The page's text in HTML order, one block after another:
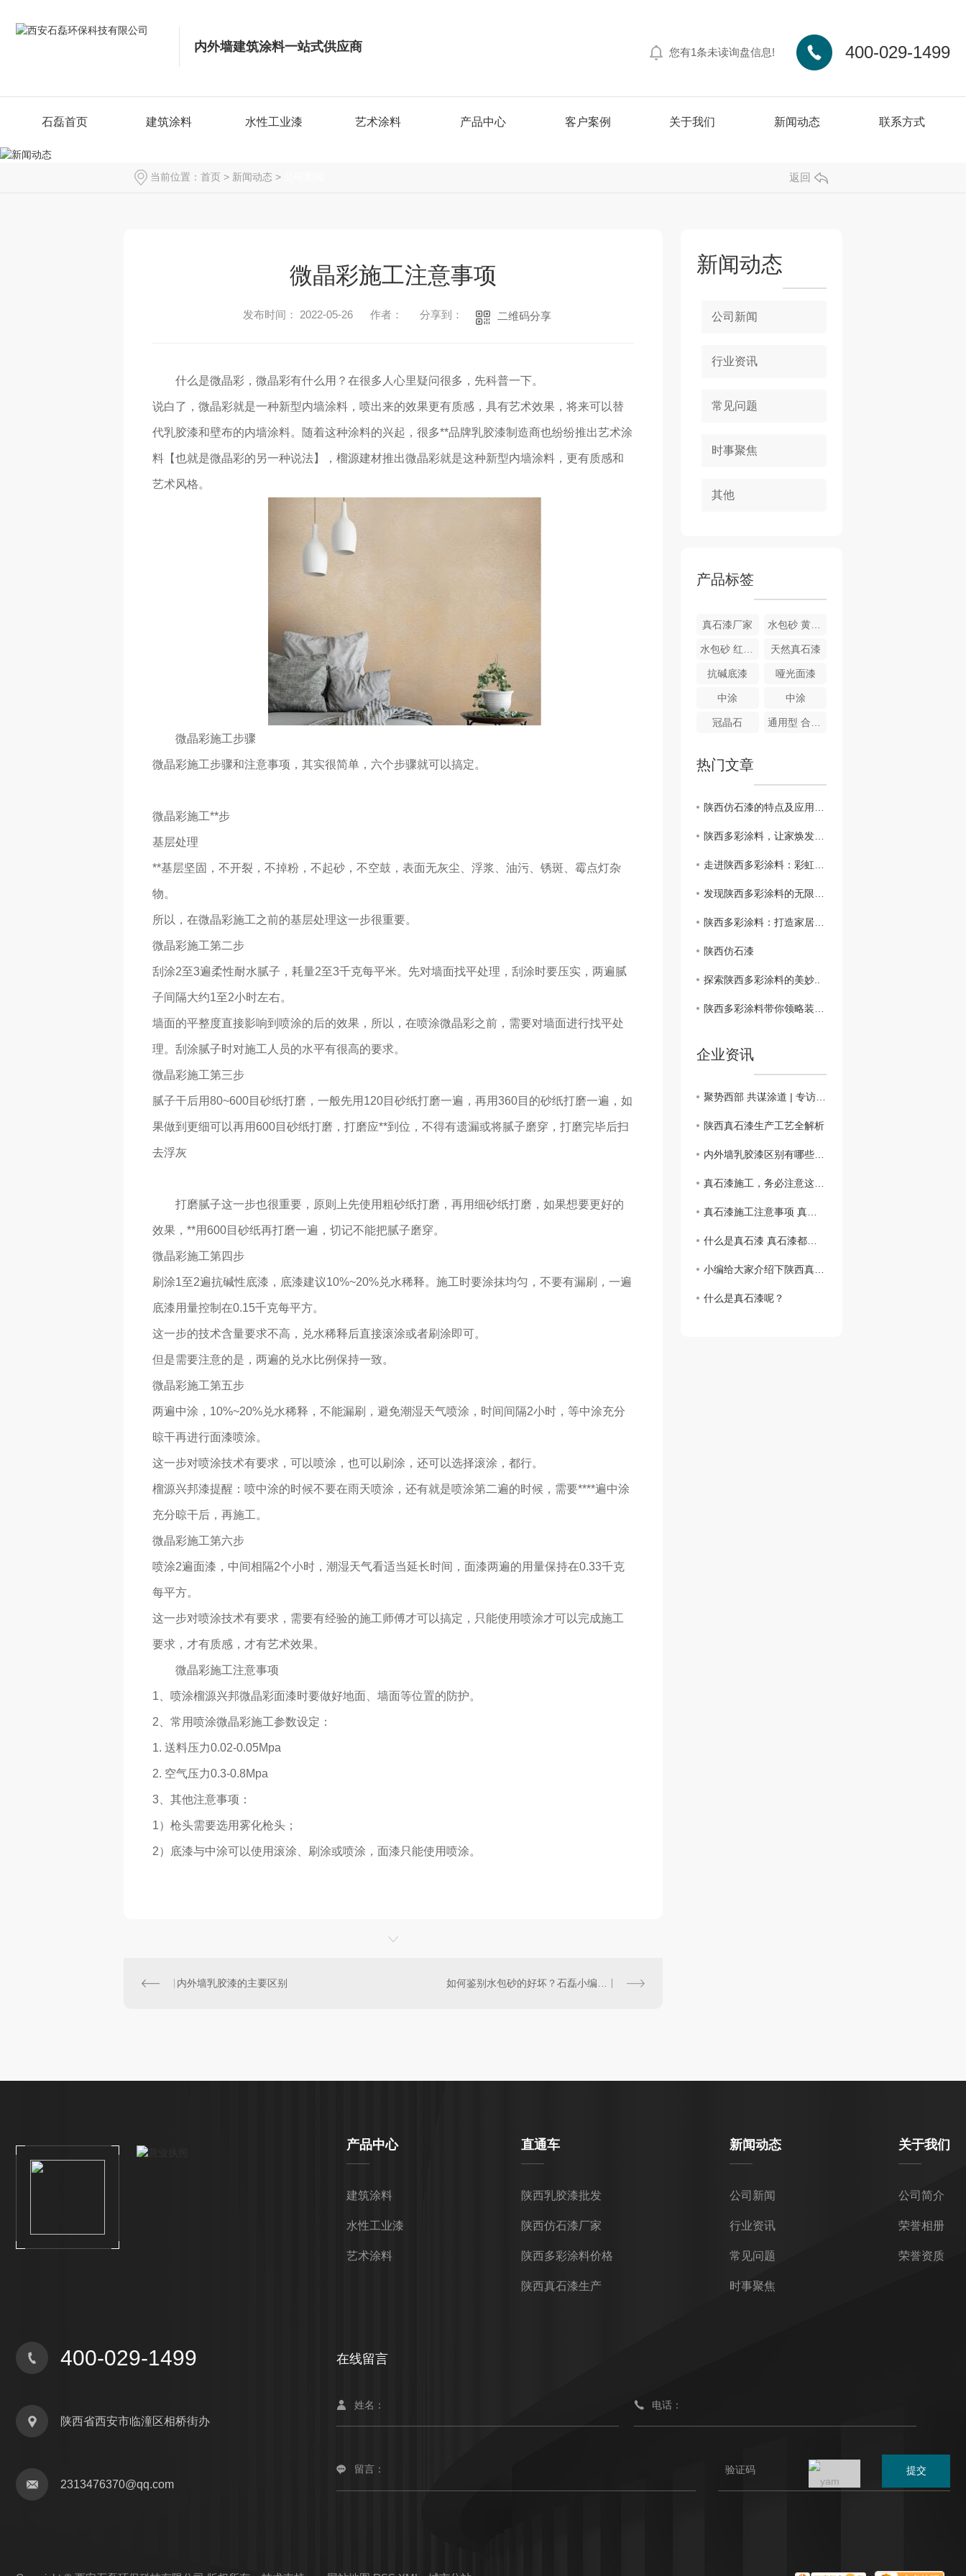
内外墙建筑涂料一站式供应商 您有1条未读询盘信息! 400-029-1499
石磊首页 建筑涂料 水性工业漆 艺术涂料 产品中心 客户案例 关于我们 新闻动态 联系方式
当前位置： 首页 > 新闻动态 > 返回
微晶彩施工注意事项
发布时间： 2022-05-26 作者： 分享到： 二维码分享
什么是微晶彩，微晶彩有什么用？在很多人心里疑问很多，先科普一下。
说白了，微晶彩就是一种新型内墙涂料，喷出来的效果更有质感，具有艺术效果，将来可以替
代乳胶漆和壁布的内墙涂料。随着这种涂料的兴起，很多**品牌乳胶漆制造商也纷纷推出艺术涂
料【也就是微晶彩的另一种说法】，榴源建材推出微晶彩就是这种新型内墙涂料，更有质感和
艺术风格。
微晶彩施工步骤
微晶彩施工步骤和注意事项，其实很简单，六个步骤就可以搞定。
微晶彩施工**步
基层处理
**基层坚固，不开裂，不掉粉，不起砂，不空鼓，表面无灰尘、浮浆、油污、锈斑、霉点灯杂
物。
所以，在微晶彩施工之前的基层处理这一步很重要。
微晶彩施工第二步
刮涂2至3遍柔性耐水腻子，耗量2至3千克每平米。先对墙面找平处理，刮涂时要压实，两遍腻
子间隔大约1至2小时左右。
墙面的平整度直接影响到喷涂的后的效果，所以，在喷涂微晶彩之前，需要对墙面进行找平处
理。刮涂腻子时对施工人员的水平有很高的要求。
微晶彩施工第三步
腻子干后用80~600目砂纸打磨，一般先用120目砂纸打磨一遍，再用360目的砂纸打磨一遍，如
果做到更细可以再用600目砂纸打磨，打磨应**到位，不得有遗漏或将腻子磨穿，打磨完毕后扫
去浮灰
打磨腻子这一步也很重要，原则上先使用粗砂纸打磨，再用细砂纸打磨，如果想要更好的
效果，**用600目砂纸再打磨一遍，切记不能把腻子磨穿。
微晶彩施工第四步
刷涂1至2遍抗碱性底漆，底漆建议10%~20%兑水稀释。施工时要涂抹均匀，不要有漏刷，一遍
底漆用量控制在0.15千克每平方。
这一步的技术含量要求不高，兑水稀释后直接滚涂或者刷涂即可。
但是需要注意的是，两遍的兑水比例保持一致。
微晶彩施工第五步
两遍中涂，10%~20%兑水稀释，不能漏刷，避免潮湿天气喷涂，时间间隔2小时，等中涂充分
晾干再进行面漆喷涂。
这一步对喷涂技术有要求，可以喷涂，也可以刷涂，还可以选择滚涂，都行。
榴源兴邦漆提醒：喷中涂的时候不要在雨天喷涂，还有就是喷涂第二遍的时候，需要****遍中涂
充分晾干后，再施工。
微晶彩施工第六步
喷涂2遍面漆，中间相隔2个小时，潮湿天气看适当延长时间，面漆两遍的用量保持在0.33千克
每平方。
这一步对喷涂技术有要求，需要有经验的施工师傅才可以搞定，只能使用喷涂才可以完成施工
要求，才有质感，才有艺术效果。
微晶彩施工注意事项
1、喷涂榴源兴邦微晶彩面漆时要做好地面、墙面等位置的防护。
2、常用喷涂微晶彩施工参数设定：
1. 送料压力0.02-0.05Mpa
2. 空气压力0.3-0.8Mpa
3、其他注意事项：
1）枪头需要选用雾化枪头；
2）底漆与中涂可以使用滚涂、刷涂或喷涂，面漆只能使用喷涂。
内外墙乳胶漆的主要区别 如何鉴别水包砂的好坏？石磊小编已经为大家梳理好了！
新闻动态
公司新闻
行业资讯
常见问题
时事聚焦
其他
产品标签
真石漆厂家 水包砂 黄金麻
水包砂 红宝石 天然真石漆
抗碱底漆 哑光面漆
中涂 中涂
冠晶石 通用型 合成高分子防水涂膜
热门文章
陕西仿石漆的特点及应用领域分析
陕西多彩涂料，让家焕发绚丽色彩
走进陕西多彩涂料：彩虹般的装饰选择
发现陕西多彩涂料的无限可能性
陕西多彩涂料：打造家居色彩的艺术之选
陕西仿石漆
探索陕西多彩涂料的美妙..
陕西多彩涂料带你领略装饰新趋势
企业资讯
聚势西部 共谋涂道 | 专访西安石磊环保王林：以耐候绿色技术为核，借政策东风链接双循环
陕西真石漆生产工艺全解析
内外墙乳胶漆区别有哪些？墙面乳胶漆如何选购？
真石漆施工，务必注意这十点！
真石漆施工注意事项 真石漆选购指南
什么是真石漆 真石漆都有什么优点
小编给大家介绍下陕西真石漆的基本概念和真石漆的特点
什么是真石漆呢？
产品中心
建筑涂料
水性工业漆
艺术涂料
直通车
陕西乳胶漆批发
陕西仿石漆厂家
陕西多彩涂料价格
陕西真石漆生产
新闻动态
公司新闻
行业资讯
常见问题
时事聚焦
关于我们
公司简介
荣誉相册
荣誉资质
400-029-1499
陕西省西安市临潼区相桥街办
2313476370@qq.com
在线留言
提交